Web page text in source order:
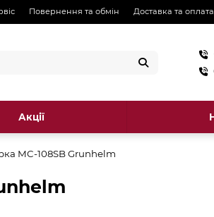
Повернення та обмін Доставка та оплата
Акції
MC-108SB Grunhelm